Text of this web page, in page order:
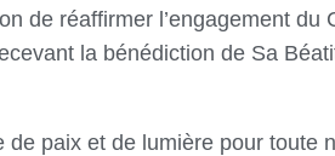
de réaffirmer l’engagement du
la bénédiction de Sa
paix et de lumière pour toute